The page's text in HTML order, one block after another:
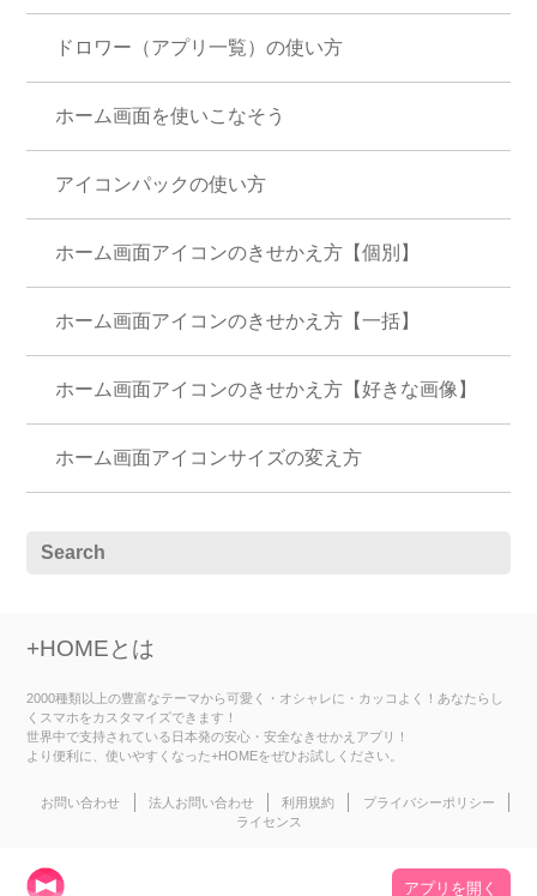
ドロワー（アプリ一覧）の使い方
ホーム画面を使いこなそう
アイコンパックの使い方
ホーム画面アイコンのきせかえ方【個別】
ホーム画面アイコンのきせかえ方【一括】
ホーム画面アイコンのきせかえ方【好きな画像】
ホーム画面アイコンサイズの変え方
+HOMEとは
2000種類以上の豊富なテーマから可愛く・オシャレに・カッコよく！あなたらし
くスマホをカスタマイズできます！
世界中で支持されている日本発の安心・安全なきせかえアプリ！
より便利に、使いやすくなった+HOMEをぜひお試しください。
お問い合わせ 法人お問い合わせ 利用規約
プライバシーポリシー
ライセンス
アプリを開く